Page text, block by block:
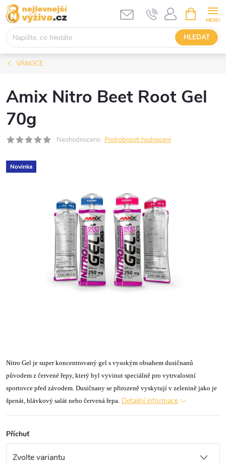
Přejít
na
obsah
HLEDAT
NÁKUPNÍ
KOŠÍK
VÁNOCE
Amix Nitro Beet Root Gel
70g
Neohodnoceno Podrobnosti hodnocení
Novinka
Nitro Gel je super koncentrovaný gel s vysokým obsahem dusičnanů
původem z červené řepy, který byl vyvinut speciálně pro vytrvalostní
sportovce před závodem. Dusičnany se přirozeně vyskytují v zelenině jako je
špenát, hlávkový salát nebo červená řepa. Detailní informace
Příchuť